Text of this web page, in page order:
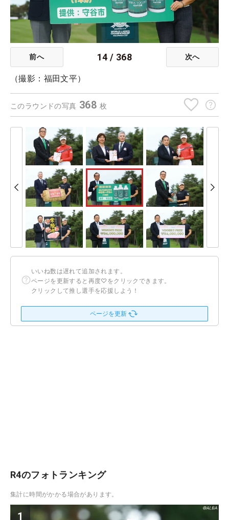
前へ 14 / 368 次へ
（撮影：福田文平）
このラウンドの写真 368 枚
いいね数は遅れて追加されます。
ページを更新すると再度♡をクリックできます。
クリックして推し選手を応援しよう！
ページを更新
R4のフォトランキング
集計に時間がかかる場合があります。
1